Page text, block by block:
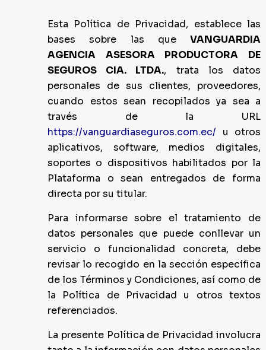
Esta Política de Privacidad, establece las
bases sobre las que VANGUARDIA
AGENCIA ASESORA PRODUCTORA DE
SEGUROS CIA. LTDA., trata los datos
personales de sus clientes, proveedores,
cuando estos sean recopilados ya sea a
través de la URL
https://vanguardiaseguros.com.ec/ u otros
aplicativos, software, medios digitales,
soportes o dispositivos habilitados por la
Plataforma o sean entregados de forma
directa por su titular.
Para informarse sobre el tratamiento de
datos personales que puede conllevar un
servicio o funcionalidad concreta, debe
revisar lo recogido en la sección específica
de los Términos y Condiciones, así como de
la Política de Privacidad u otros textos
referenciados.
La presente Política de Privacidad involucra